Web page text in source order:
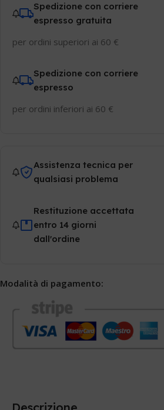
Spedizione con corriere
espresso gratuita
per ordini superiori ai 60 €
Spedizione con corriere
espresso
per ordini inferiori ai 60 €
Assistenza tecnica per
qualsiasi problema
Restituzione accettata
entro 14 giorni
dall'ordine
Modalità di pagamento: